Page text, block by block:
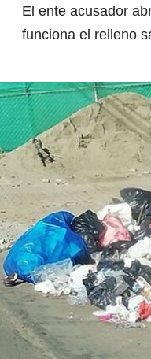
El ente acusador
funciona el relleno